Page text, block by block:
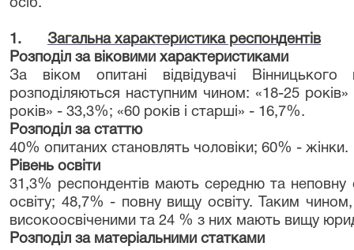
осіб.
1.
Загальна характеристика респондентів
Розподіл за віковими характеристиками
За віком опитані відвідувачі Вінницького
розподіляються наступним чином: «18-25
років» - 33,3%; «60 років і старші» - 16,7%.
Розподіл за статтю
40% опитаних становлять чоловіки; 60% - жінки.
Рівень освіти
31,3% респондентів мають середню та
освіту; 48,7% - повну вищу освіту. Таким чином,
високоосвіченими та 24 % з них мають вищу
Розподіл за матеріальними статками